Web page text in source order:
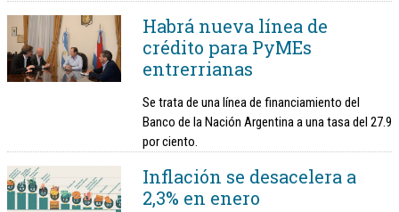
Habrá nueva línea de
crédito para PyMEs
entrerrianas
Se trata de una línea de financiamiento del
Banco de la Nación Argentina a una tasa del 27.9
por ciento.
Inflación se desacelera a
2,3% en enero